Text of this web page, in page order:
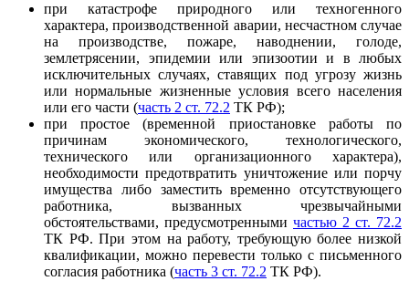
при катастрофе природного или техногенного
характера, производственной аварии, несчастном случае
на производстве, пожаре, наводнении, голоде,
землетрясении, эпидемии или эпизоотии и в любых
исключительных случаях, ставящих под угрозу жизнь
или нормальные жизненные условия всего населения
или его части (часть 2 ст. 72.2 ТК РФ);
при простое (временной приостановке работы по
причинам экономического, технологического,
технического или организационного характера),
необходимости предотвратить уничтожение или порчу
имущества либо заместить временно отсутствующего
работника, вызванных чрезвычайными
обстоятельствами, предусмотренными частью 2 ст. 72.2
ТК РФ. При этом на работу, требующую более низкой
квалификации, можно перевести только с письменного
согласия работника (часть 3 ст. 72.2 ТК РФ).